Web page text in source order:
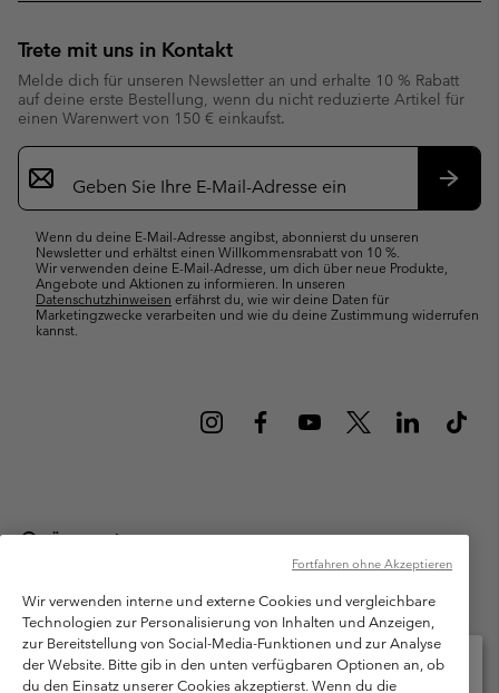
Trete mit uns in Kontakt
Melde dich für unseren Newsletter an und erhalte 10 % Rabatt
auf deine erste Bestellung, wenn du nicht reduzierte Artikel für
einen Warenwert von 150 € einkaufst.
Newsletter-
Anmeldung
Wenn du deine E-Mail-Adresse angibst, abonnierst du unseren
Newsletter und erhältst einen Willkommensrabatt von 10 %.
Wir verwenden deine E-Mail-Adresse, um dich über neue Produkte,
Angebote und Aktionen zu informieren. In unseren
Datenschutzhinweisen erfährst du, wie wir deine Daten für
Marketingzwecke verarbeiten und wie du deine Zustimmung widerrufen
kannst.
Österreich
Columbia Sportswear Austria GmbH. Moosfeldstraße 1, 5101
Bergheim, Salzburg Österreich. Alle Rechte vorbehalten.
Nutzungsbedingungen
Allgemeine Verkaufsbedingungen
Garantie
Datenschutzerklärung
Wir verwenden interne und externe Cookies und vergleichbare
Technologien zur Personalisierung von Inhalten und Anzeigen,
zur Bereitstellung von Social-Media-Funktionen und zur Analyse
der Website. Bitte gib in den unten verfügbaren Optionen an, ob
du den Einsatz unserer Cookies akzeptierst. Wenn du die
Fortfahren ohne Akzeptieren